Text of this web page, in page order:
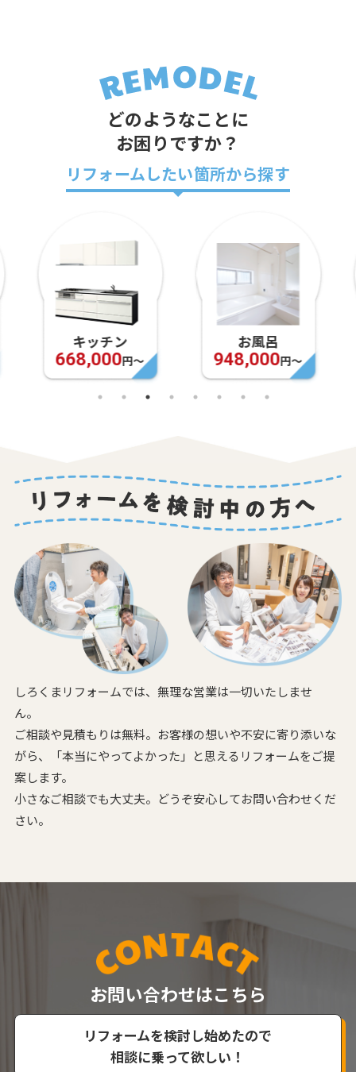
どのようなことに
お困りですか？
リフォームしたい箇所から探す
キッチン
668,000円〜
お風呂
948,000円〜
しろくまリフォームでは、無理な営業は一切いたしませ
ん。
ご相談や見積もりは無料。お客様の想いや不安に寄り添いな
がら、
「本当にやってよかった」と思えるリフォームをご提
案します。
小さなご相談でも大丈夫。どうぞ安心してお問い合わせくだ
さい。
お問い合わせはこちら
リフォームを検討し始めたので
相談に乗って欲しい！